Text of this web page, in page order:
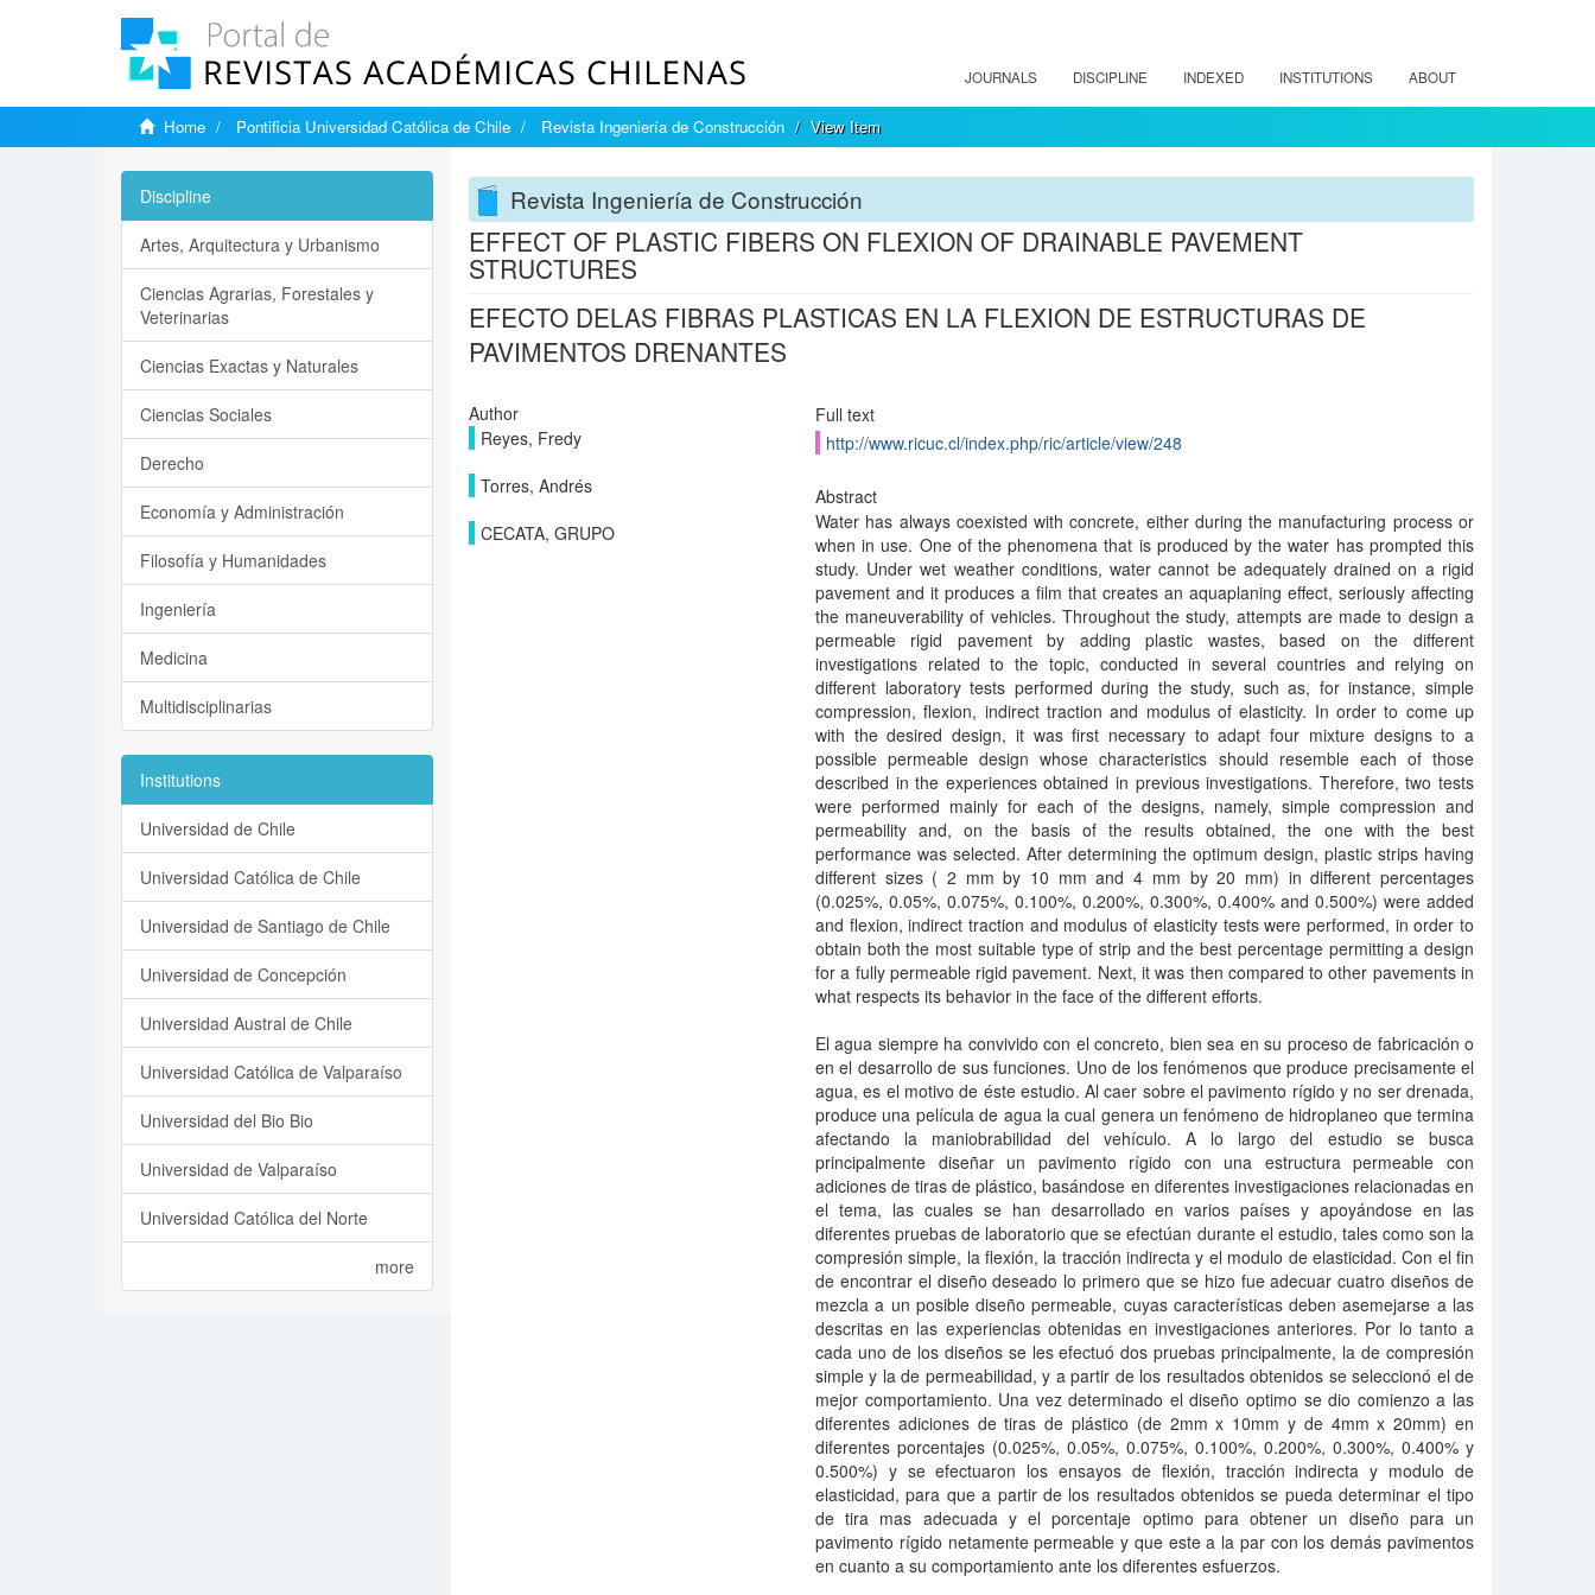
JOURNALS DISCIPLINE INDEXED INSTITUTIONS ABOUT
Home Pontificia Universidad Católica de Chile Revista Ingeniería de Construcción View Item
Revista Ingeniería de Construcción
EFFECT OF PLASTIC FIBERS ON FLEXION OF DRAINABLE PAVEMENT
STRUCTURES
EFECTO DELAS FIBRAS PLASTICAS EN LA FLEXION DE ESTRUCTURAS DE
PAVIMENTOS DRENANTES
Author
Reyes, Fredy
Torres, Andrés
CECATA, GRUPO
Full text
http://www.ricuc.cl/index.php/ric/article/view/248
Abstract
Water has always coexisted with concrete, either during the manufacturing process or
when in use. One of the phenomena that is produced by the water has prompted this
study. Under wet weather conditions, water cannot be adequately drained on a rigid
pavement and it produces a film that creates an aquaplaning effect, seriously affecting
the maneuverability of vehicles. Throughout the study, attempts are made to design a
permeable rigid pavement by adding plastic wastes, based on the different
investigations related to the topic, conducted in several countries and relying on
different laboratory tests performed during the study, such as, for instance, simple
compression, flexion, indirect traction and modulus of elasticity. In order to come up
with the desired design, it was first necessary to adapt four mixture designs to a
possible permeable design whose characteristics should resemble each of those
described in the experiences obtained in previous investigations. Therefore, two tests
were performed mainly for each of the designs, namely, simple compression and
permeability and, on the basis of the results obtained, the one with the best
performance was selected. After determining the optimum design, plastic strips having
different sizes ( 2 mm by 10 mm and 4 mm by 20 mm) in different percentages
(0.025%, 0.05%, 0.075%, 0.100%, 0.200%, 0.300%, 0.400% and 0.500%) were added
and flexion, indirect traction and modulus of elasticity tests were performed, in order to
obtain both the most suitable type of strip and the best percentage permitting a design
for a fully permeable rigid pavement. Next, it was then compared to other pavements in
what respects its behavior in the face of the different efforts.
El agua siempre ha convivido con el concreto, bien sea en su proceso de fabricación o
en el desarrollo de sus funciones. Uno de los fenómenos que produce precisamente el
agua, es el motivo de éste estudio. Al caer sobre el pavimento rígido y no ser drenada,
produce una película de agua la cual genera un fenómeno de hidroplaneo que termina
afectando la maniobrabilidad del vehículo. A lo largo del estudio se busca
principalmente diseñar un pavimento rígido con una estructura permeable con
adiciones de tiras de plástico, basándose en diferentes investigaciones relacionadas en
el tema, las cuales se han desarrollado en varios países y apoyándose en las
diferentes pruebas de laboratorio que se efectúan durante el estudio, tales como son la
compresión simple, la flexión, la tracción indirecta y el modulo de elasticidad. Con el fin
de encontrar el diseño deseado lo primero que se hizo fue adecuar cuatro diseños de
mezcla a un posible diseño permeable, cuyas características deben asemejarse a las
descritas en las experiencias obtenidas en investigaciones anteriores. Por lo tanto a
cada uno de los diseños se les efectuó dos pruebas principalmente, la de compresión
simple y la de permeabilidad, y a partir de los resultados obtenidos se seleccionó el de
mejor comportamiento. Una vez determinado el diseño optimo se dio comienzo a las
diferentes adiciones de tiras de plástico (de 2mm x 10mm y de 4mm x 20mm) en
diferentes porcentajes (0.025%, 0.05%, 0.075%, 0.100%, 0.200%, 0.300%, 0.400% y
0.500%) y se efectuaron los ensayos de flexión, tracción indirecta y modulo de
elasticidad, para que a partir de los resultados obtenidos se pueda determinar el tipo
de tira mas adecuada y el porcentaje optimo para obtener un diseño para un
pavimento rígido netamente permeable y que este a la par con los demás pavimentos
en cuanto a su comportamiento ante los diferentes esfuerzos.
Discipline
Artes, Arquitectura y Urbanismo
Ciencias Agrarias, Forestales y
Veterinarias
Ciencias Exactas y Naturales
Ciencias Sociales
Derecho
Economía y Administración
Filosofía y Humanidades
Ingeniería
Medicina
Multidisciplinarias
Institutions
Universidad de Chile
Universidad Católica de Chile
Universidad de Santiago de Chile
Universidad de Concepción
Universidad Austral de Chile
Universidad Católica de Valparaíso
Universidad del Bio Bio
Universidad de Valparaíso
Universidad Católica del Norte
more